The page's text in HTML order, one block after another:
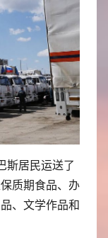
斯居民运送了
质期食品、办
、文学作品和